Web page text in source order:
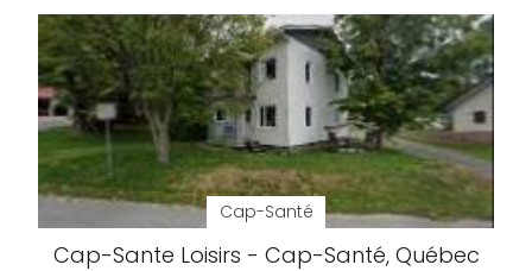
Cap-Santé
Cap-Sante Loisirs - Cap-Santé, Québec